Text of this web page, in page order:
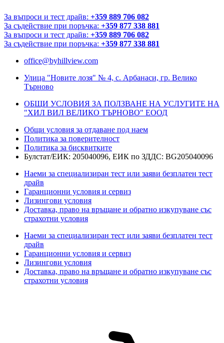
За въпроси и тест драйв: +359 889 706 082
За съдействие при поръчка: +359 877 338 881
За въпроси и тест драйв: +359 889 706 082
За съдействие при поръчка: +359 877 338 881
office@byhillview.com
Улица "Новите лозя" № 4, с. Арбанаси, гр. Велико
Търново
ОБЩИ УСЛОВИЯ ЗА ПОЛЗВАНЕ НА УСЛУГИТЕ НА
"ХИЛ ВИЛ ВЕЛИКО ТЪРНОВО" ЕООД
Общи условия за отдаване под наем
Политика за поверителност
Политика за бисквитките
Булстат/ЕИК: 205040096, ЕИК по ЗДДС: BG205040096
Наеми за специализиран тест или заяви безплатен тест
драйв
Гаранционни условия и сервиз
Лизингови условия
Доставка, право на връщане и обратно изкупуване със
страхотни условия
Наеми за специализиран тест или заяви безплатен тест
драйв
Гаранционни условия и сервиз
Лизингови условия
Доставка, право на връщане и обратно изкупуване със
страхотни условия